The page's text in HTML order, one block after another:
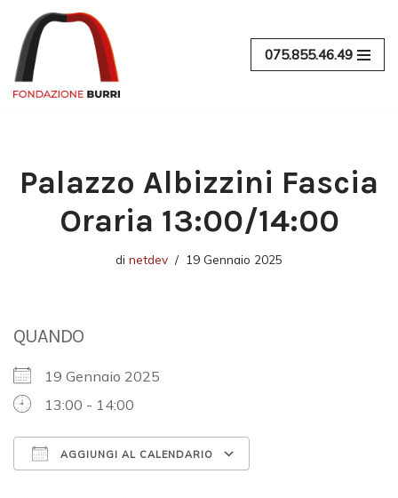
Vai
al
contenuto
075.855.46.49
Palazzo Albizzini Fascia
Oraria 13:00/14:00
di netdev 19 Gennaio 2025
QUANDO
19 Gennaio 2025
13:00 - 14:00
AGGIUNGI AL CALENDARIO